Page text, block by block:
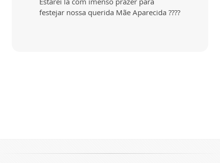
festejar nossa querida Mãe Aparecida ????